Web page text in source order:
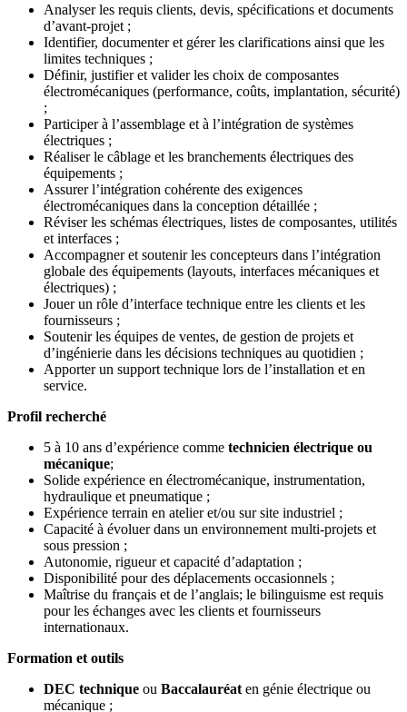
Analyser les requis clients, devis, spécifications et documents
d’avant‑projet ;
Identifier, documenter et gérer les clarifications ainsi que les
limites techniques ;
Définir, justifier et valider les choix de composantes
électromécaniques (performance, coûts, implantation, sécurité)
;
Participer à l’assemblage et à l’intégration de systèmes
électriques ;
Réaliser le câblage et les branchements électriques des
équipements ;
Assurer l’intégration cohérente des exigences
électromécaniques dans la conception détaillée ;
Réviser les schémas électriques, listes de composantes, utilités
et interfaces ;
Accompagner et soutenir les concepteurs dans l’intégration
globale des équipements (layouts, interfaces mécaniques et
électriques) ;
Jouer un rôle d’interface technique entre les clients et les
fournisseurs ;
Soutenir les équipes de ventes, de gestion de projets et
d’ingénierie dans les décisions techniques au quotidien ;
Apporter un support technique lors de l’installation et en
service.
Profil recherché
5 à 10 ans d’expérience comme technicien électrique ou
mécanique;
Solide expérience en électromécanique, instrumentation,
hydraulique et pneumatique ;
Expérience terrain en atelier et/ou sur site industriel ;
Capacité à évoluer dans un environnement multi‑projets et
sous pression ;
Autonomie, rigueur et capacité d’adaptation ;
Disponibilité pour des déplacements occasionnels ;
Maîtrise du français et de l’anglais; le bilinguisme est requis
pour les échanges avec les clients et fournisseurs
internationaux.
Formation et outils
DEC technique ou Baccalauréat en génie électrique ou
mécanique ;